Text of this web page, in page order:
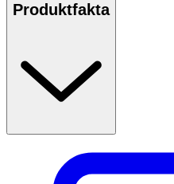
Produktfakta